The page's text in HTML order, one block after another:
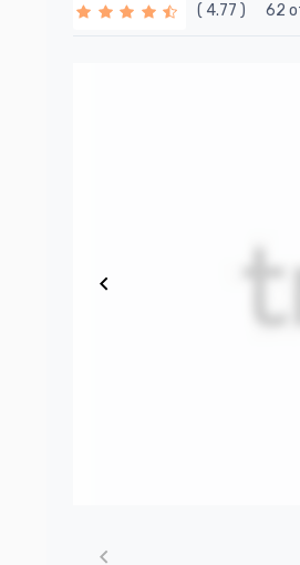
( 4.77 ) 62